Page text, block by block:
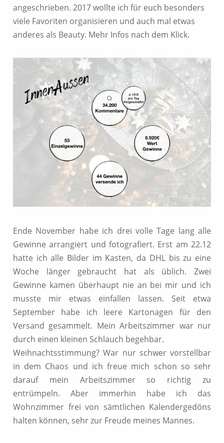
angeschrieben. 2017 wollte ich für euch besonders
viele Favoriten organisieren und auch mal etwas
anderes als Beauty. Mehr Infos nach dem Klick.
Ende November habe ich drei volle Tage lang alle
Gewinne arrangiert und fotografiert. Erst am 22.12
hatte ich alle Bilder im Kasten, da DHL bis zu eine
Woche länger gebraucht hat als üblich. Zwei
Gewinne kamen überhaupt nie an bei mir und ich
musste mir etwas einfallen lassen. Seit etwa
September habe ich leere Kartonagen für den
Versand gesammelt. Mein Arbeitszimmer war nur
durch einen kleinen Schlauch begehbar.
Weihnachtsstimmung? War nur schwer vorstellbar
in dem Chaos und ich freue mich schon so sehr
darauf mein Arbeitszimmer so richtig zu
entrümpeln. Aber immerhin habe ich das
Wohnzimmer frei von sämtlichen Kalendergedöns
halten können, sehr zur Freude meines Mannes.